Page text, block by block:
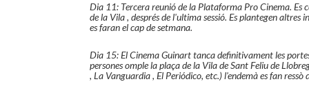
Dia 11: Tercera reunió de la Plataforma Pro Cinema.
de la Vila , després de l'ultima sessió. Es plantegen altres
es faran el cap de setmana.
Dia 15: El Cinema Guinart tanca definitivament les
persones omple la plaça de la Vila de Sant Feliu de
, La Vanguardia , El Periódico, etc.) l'endemà es fan